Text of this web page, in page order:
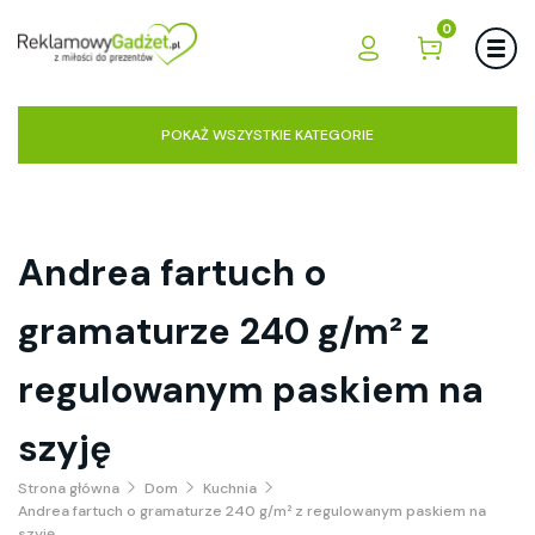
0
POKAŻ WSZYSTKIE KATEGORIE
Andrea fartuch o
gramaturze 240 g/m² z
regulowanym paskiem na
szyję
Strona główna Dom
Kuchnia
Andrea fartuch o gramaturze 240 g/m² z regulowanym paskiem na